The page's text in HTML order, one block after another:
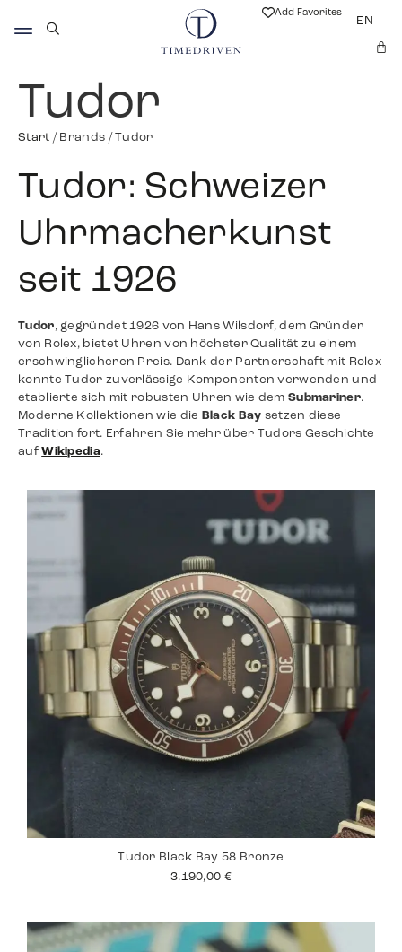
Add Favorites
EN
Tudor
Start / Brands / Tudor
Tudor: Schweizer
Uhrmacherkunst
seit 1926
Tudor, gegründet 1926 von Hans Wilsdorf, dem Gründer
von Rolex, bietet Uhren von höchster Qualität zu einem
erschwinglicheren Preis. Dank der Partnerschaft mit Rolex
konnte Tudor zuverlässige Komponenten verwenden und
etablierte sich mit robusten Uhren wie dem Submariner.
Moderne Kollektionen wie die Black Bay setzen diese
Tradition fort. Erfahren Sie mehr über Tudors Geschichte
aufWikipedia​.
Tudor Black Bay 58 Bronze
3.190,00 €